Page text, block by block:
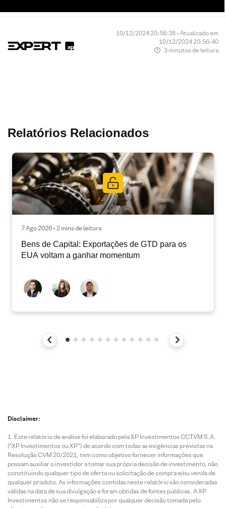
10/12/2024 20:56:38 • Atualizado em
10/12/2024 20:56:40
3 minutos de leitura
Relatórios Relacionados
7 Ago 2026 • 2 mins de leitura
Bens de Capital: Exportações de GTD para os
EUA voltam a ganhar momentum
Disclaimer:
Este relatório de análise foi elaborado pela XP Investimentos CCTVM S.A.
(“XP Investimentos ou XP”) de acordo com todas as exigências previstas na
Resolução CVM 20/2021, tem como objetivo fornecer informações que
possam auxiliar o investidor a tomar sua própria decisão de investimento, não
constituindo qualquer tipo de oferta ou solicitação de compra e/ou venda de
qualquer produto. As informações contidas neste relatório são consideradas
válidas na data de sua divulgação e foram obtidas de fontes públicas. A XP
Investimentos não se responsabiliza por qualquer decisão tomada pelo